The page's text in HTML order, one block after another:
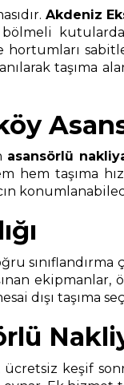
Akdeniz
bölmeli
hortumları
taşıma
asansörlü
hem taşıma
dışı taşıma
ücretsiz keşif